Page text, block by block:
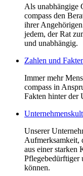
Als unabhängige
compass den
ihrer
jedem, der Rat
und unabhängig.
Zahlen und
Immer mehr
compass in
Fakten hinter der
Unserer
Aufmerksamkeit,
aus einer starken
Pflegebedürftiger
können.